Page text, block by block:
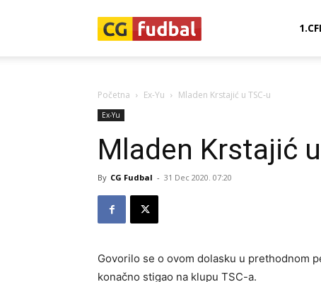
Početna Ex-Yu Mladen Krstajić u TSC-u
Ex-Yu
Mladen Krstajić
By CG Fudbal - 31 Dec 2020. 07:20
Govorilo se o ovom dolasku u prethodnom
konačno stigao na klupu TSC-a.